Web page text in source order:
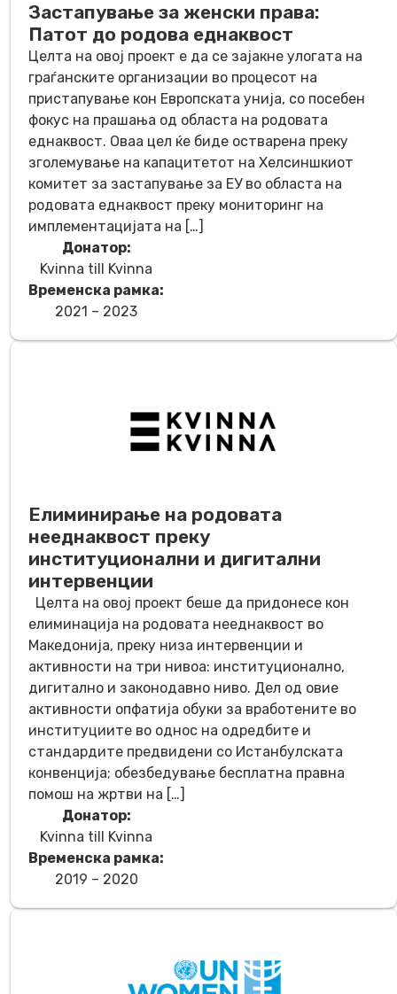
Застапување за женски права:
Патот до родова еднаквост
Целта на овој проект е да се зајакне улогата на
граѓанските организации во процесот на
пристапување кон Европската унија, со посебен
фокус на прашања од областа на родовата
еднаквост. Оваа цел ќе биде остварена преку
зголемување на капацитетот на Хелсиншкиот
комитет за застапување за ЕУ во областа на
родовата еднаквост преку мониторинг на
имплементацијата на […]
Донатор:
Kvinna till Kvinna
Временска рамка:
2021 – 2023
Елиминирање на родовата
нееднаквост преку
институционални и дигитални
интервенции
Целта на овој проект беше да придонесе кон
елиминација на родовата нееднаквост во
Македонија, преку низа интервенции и
активности на три нивоа: институционално,
дигитално и законодавно ниво. Дел од овие
активности опфатија обуки за вработените во
институциите во однос на одредбите и
стандардите предвидени со Истанбулската
конвенција; обезбедување бесплатна правна
помош на жртви на […]
Донатор:
Kvinna till Kvinna
Временска рамка:
2019 – 2020